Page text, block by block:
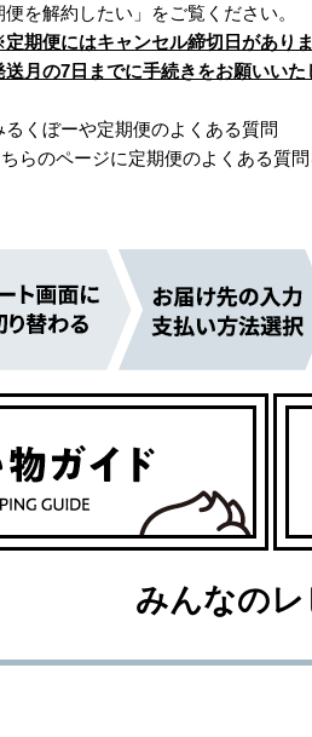
便を解約したい」をご覧ください。
期便にはキャンセル締切日があり
送月の7日までに手続きをお願いいた
るくぼーや定期便のよくある質問
らのページに定期便のよくある質問
みんなの